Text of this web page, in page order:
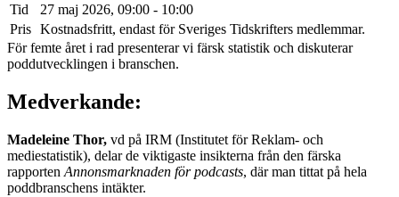
Tid
27 maj 2026, 09:00 - 10:00
Pris Kostnadsfritt, endast för Sveriges Tidskrifters medlemmar.
För femte året i rad presenterar vi färsk statistik och diskuterar
poddutvecklingen i branschen.
Medverkande:
Madeleine Thor, vd på IRM (Institutet för Reklam- och
mediestatistik), delar de viktigaste insikterna från den färska
rapporten Annonsmarknaden för podcasts, där man tittat på hela
poddbranschens intäkter.